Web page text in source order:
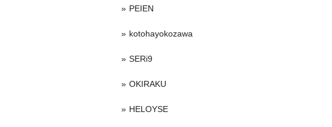
PEIEN
kotohayokozawa
SERi9
OKIRAKU
HELOYSE